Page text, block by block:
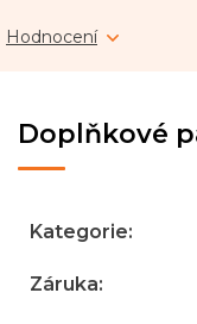
Hodnocení
Doplňkové
Kategorie:
Záruka: